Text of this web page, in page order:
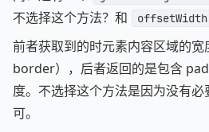
不选择这个方法？和
offsetWidth
前者获取到的时元素内容区域的宽
border），后者返回的是包含
度。不选择这个方法是因为没有
可。